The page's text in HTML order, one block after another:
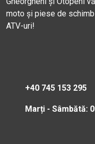
moto și piese de
ATV-uri!
+40 745 153 295
Marți - Sâmbătă: